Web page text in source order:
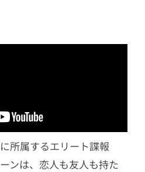
（ジン・ルージ）
所属するエリート諜報
ンは、恋人も友人も持た